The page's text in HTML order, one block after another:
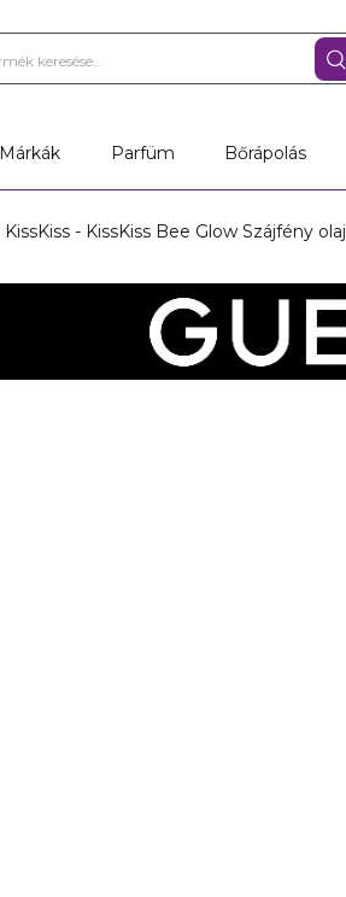
Márkák Parfüm Bőrápolás
KissKiss - KissKiss Bee Glow Szájfény olaj